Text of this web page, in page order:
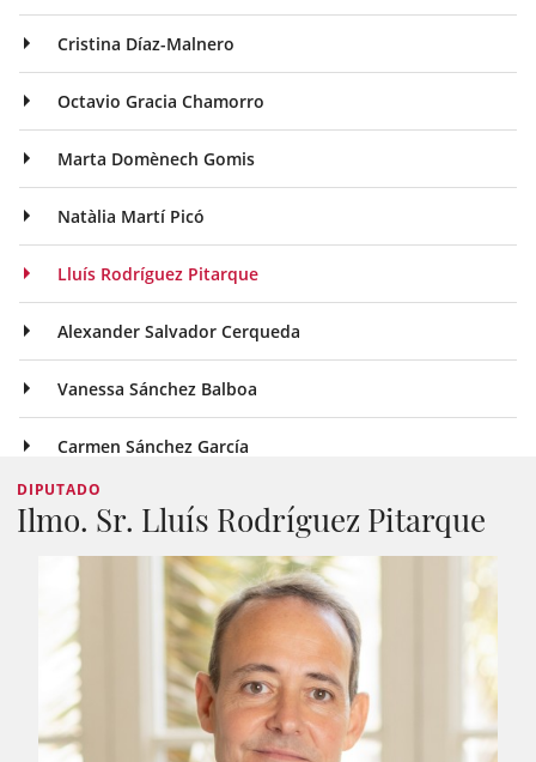
Cristina Díaz-Malnero
Octavio Gracia Chamorro
Marta Domènech Gomis
Natàlia Martí Picó
Lluís Rodríguez Pitarque
Alexander Salvador Cerqueda
Vanessa Sánchez Balboa
Carmen Sánchez García
DIPUTADO
Ilmo. Sr. Lluís Rodríguez Pitarque